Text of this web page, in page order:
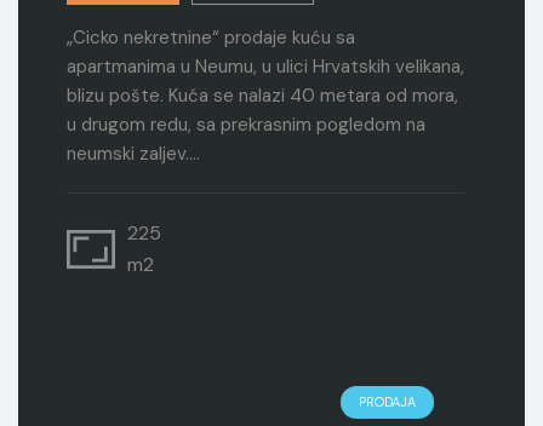
„Cicko nekretnine“ prodaje kuću sa
apartmanima u Neumu, u ulici Hrvatskih velikana,
blizu pošte. Kuća se nalazi 40 metara od mora,
u drugom redu, sa prekrasnim pogledom na
neumski zaljev.…
225
m2
PRODAJA